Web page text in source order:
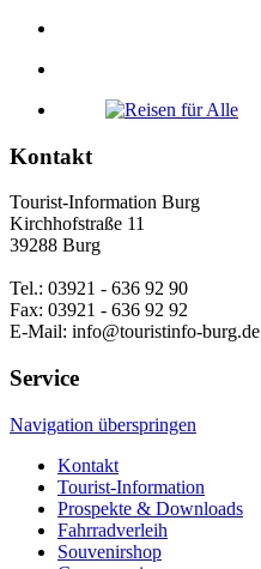
Kontakt
Tourist-Information Burg
Kirchhofstraße 11
39288 Burg
Tel.: 03921 - 636 92 90
Fax: 03921 - 636 92 92
E-Mail: info@touristinfo-burg.de
Service
Navigation überspringen
Kontakt
Tourist-Information
Prospekte & Downloads
Fahrradverleih
Souvenirshop